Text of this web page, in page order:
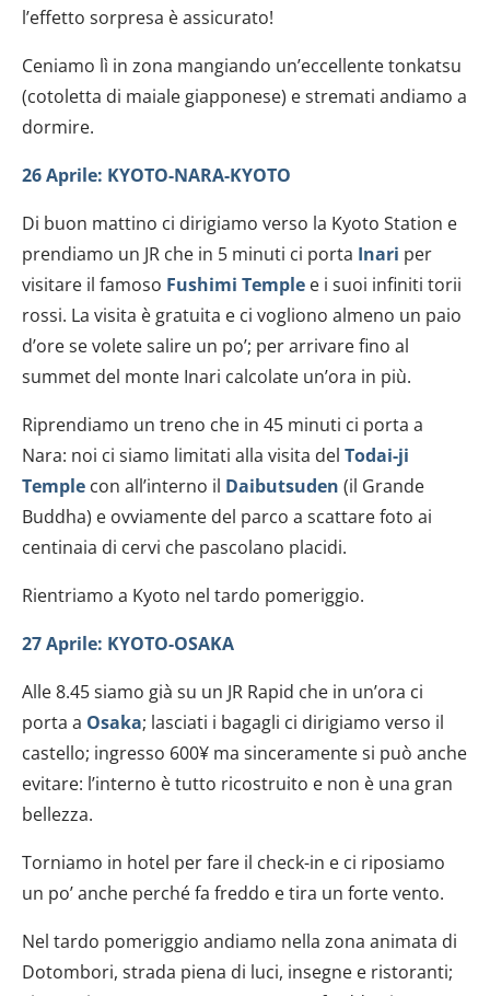
l’effetto sorpresa è assicurato!
Ceniamo lì in zona mangiando un’eccellente tonkatsu
(cotoletta di maiale giapponese) e stremati andiamo a
dormire.
26 Aprile: KYOTO-NARA-KYOTO
Di buon mattino ci dirigiamo verso la Kyoto Station e
prendiamo un JR che in 5 minuti ci porta Inari per
visitare il famoso Fushimi Temple e i suoi infiniti torii
rossi. La visita è gratuita e ci vogliono almeno un paio
d’ore se volete salire un po’; per arrivare fino al
summet del monte Inari calcolate un’ora in più.
Riprendiamo un treno che in 45 minuti ci porta a
Nara: noi ci siamo limitati alla visita del Todai-ji
Temple con all’interno il Daibutsuden (il Grande
Buddha) e ovviamente del parco a scattare foto ai
centinaia di cervi che pascolano placidi.
Rientriamo a Kyoto nel tardo pomeriggio.
27 Aprile: KYOTO-OSAKA
Alle 8.45 siamo già su un JR Rapid che in un’ora ci
porta a Osaka; lasciati i bagagli ci dirigiamo verso il
castello; ingresso 600¥ ma sinceramente si può anche
evitare: l’interno è tutto ricostruito e non è una gran
bellezza.
Torniamo in hotel per fare il check-in e ci riposiamo
un po’ anche perché fa freddo e tira un forte vento.
Nel tardo pomeriggio andiamo nella zona animata di
Dotombori, strada piena di luci, insegne e ristoranti;